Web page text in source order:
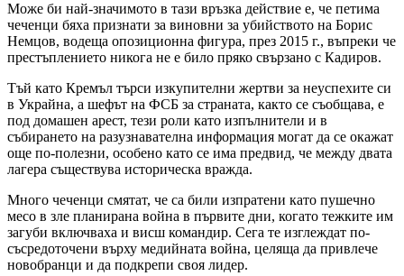
Може би най-значимото в тази връзка действие е, че петима
чеченци бяха признати за виновни за убийството на Борис
Немцов, водеща опозиционна фигура, през 2015 г., въпреки че
престъплението никога не е било пряко свързано с Кадиров.
Тъй като Кремъл търси изкупителни жертви за неуспехите си
в Украйна, а шефът на ФСБ за страната, както се съобщава, е
под домашен арест, тези роли като изпълнители и в
събирането на разузнавателна информация могат да се окажат
още по-полезни, особено като се има предвид, че между двата
лагера съществува историческа вражда.
Много чеченци смятат, че са били изпратени като пушечно
месо в зле планирана война в първите дни, когато тежките им
загуби включваха и висш командир. Сега те изглеждат по-
съсредоточени върху медийната война, целяща да привлече
новобранци и да подкрепи своя лидер.